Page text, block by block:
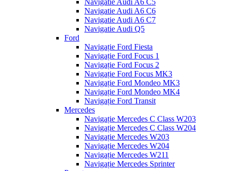
Navigatie Audi A6 C5
Navigatie Audi A6 C6
Navigatie Audi A6 C7
Navigatie Audi Q5
Ford
Navigație Ford Fiesta
Navigație Ford Focus 1
Navigație Ford Focus 2
Navigație Ford Focus MK3
Navigație Ford Mondeo MK3
Navigație Ford Mondeo MK4
Navigație Ford Transit
Mercedes
Navigație Mercedes C Class W203
Navigație Mercedes C Class W204
Navigație Mercedes W203
Navigație Mercedes W204
Navigație Mercedes W211
Navigație Mercedes Sprinter